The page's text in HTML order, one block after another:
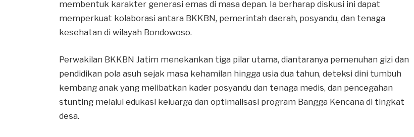
membentuk karakter generasi emas di masa depan. Ia berharap diskusi ini dapat
memperkuat kolaborasi antara BKKBN, pemerintah daerah, posyandu, dan tenaga
kesehatan di wilayah Bondowoso.
Perwakilan BKKBN Jatim menekankan tiga pilar utama, diantaranya pemenuhan gizi dan
pendidikan pola asuh sejak masa kehamilan hingga usia dua tahun, deteksi dini tumbuh
kembang anak yang melibatkan kader posyandu dan tenaga medis, dan pencegahan
stunting melalui edukasi keluarga dan optimalisasi program Bangga Kencana di tingkat
desa.